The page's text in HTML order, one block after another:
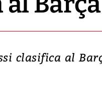
clasifica al